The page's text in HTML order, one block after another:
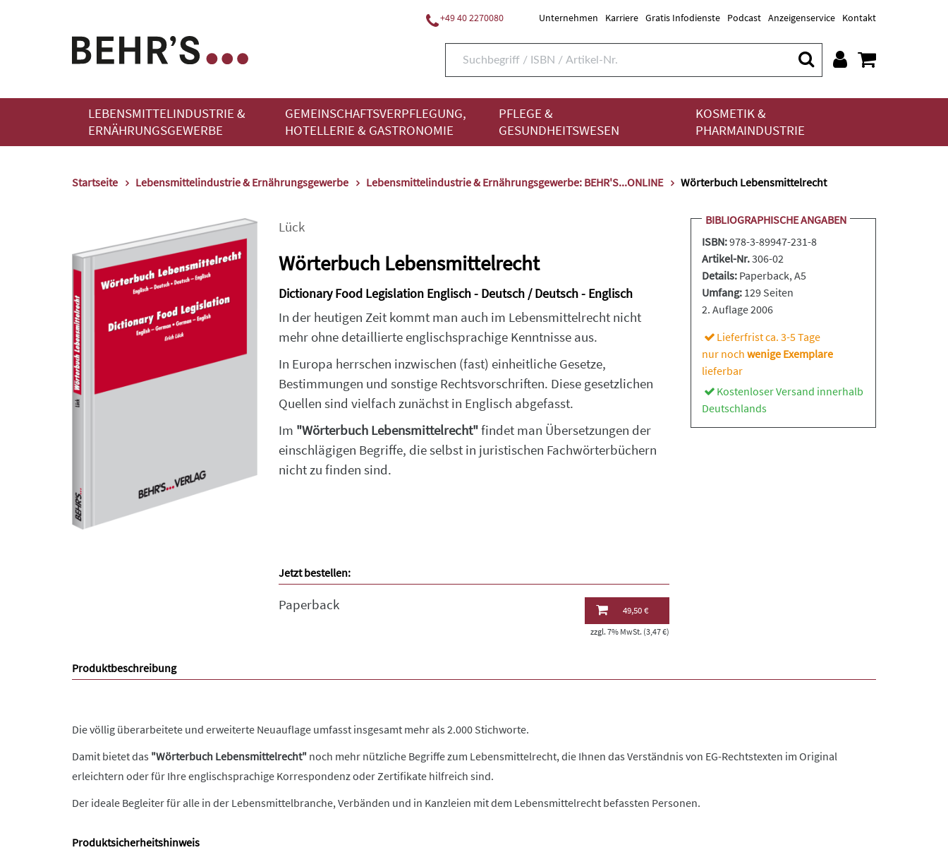
+49 40 2270080 Unternehmen Karriere Gratis Infodienste Podcast Anzeigenservice Kontakt
LEBENSMITTELINDUSTRIE &
ERNÄHRUNGSGEWERBE
GEMEINSCHAFTSVERPFLEGUNG,
HOTELLERIE & GASTRONOMIE
PFLEGE &
GESUNDHEITSWESEN
KOSMETIK &
PHARMAINDUSTRIE
Startseite Lebensmittelindustrie & Ernährungsgewerbe Lebensmittelindustrie & Ernährungsgewerbe: BEHR'S...ONLINE Wörterbuch Lebensmittelrecht
Lück
Wörterbuch Lebensmittelrecht
Dictionary Food Legislation Englisch - Deutsch / Deutsch - Englisch
In der heutigen Zeit kommt man auch im Lebensmittelrecht nicht
mehr ohne detaillierte englischsprachige Kenntnisse aus.
In Europa herrschen inzwischen (fast) einheitliche Gesetze,
Bestimmungen und sonstige Rechtsvorschriften. Diese gesetzlichen
Quellen sind vielfach zunächst in Englisch abgefasst.
Im "Wörterbuch Lebensmittelrecht"findet man Übersetzungen der
einschlägigen Begriffe, die selbst in juristischen Fachwörterbüchern
nicht zu finden sind.
BIBLIOGRAPHISCHE ANGABEN
ISBN:978-3-89947-231-8
Artikel-Nr.306-02
Details: Paperback, A5
Umfang: 129 Seiten
2. Auflage 2006
Lieferfrist ca. 3-5 Tage
nur nochwenige Exemplare
lieferbar
Kostenloser Versand innerhalb
Deutschlands
Jetzt bestellen:
Paperback 49,50 €
zzgl. 7% MwSt. (3,47 €)
Produktbeschreibung
Die völlig überarbeitete und erweiterte Neuauflage umfasst insgesamt mehr als 2.000 Stichworte.
Damit bietet das "Wörterbuch Lebensmittelrecht" noch mehr nützliche Begriffe zum Lebensmittelrecht, die Ihnen das Verständnis von EG-Rechtstexten im Original
erleichtern oder für Ihre englischsprachige Korrespondenz oder Zertifikate hilfreich sind.
Der ideale Begleiter für alle in der Lebensmittelbranche, Verbänden und in Kanzleien mit dem Lebensmittelrecht befassten Personen.
Produktsicherheitshinweis